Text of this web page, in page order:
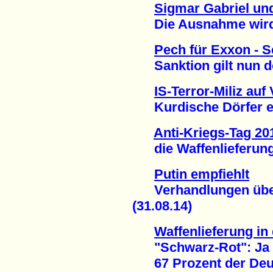
Sigmar Gabriel
Die Ausnahme wird
Pech für Exxon -
Sanktion gilt nun
IS-Terror-Miliz auf
Kurdische Dörfer
Anti-Kriegs-Tag
die Waffenlieferung
Putin empfiehlt
Verhandlungen
(31.08.14)
Waffenlieferung in
"Schwarz-Rot": Ja
67 Prozent der